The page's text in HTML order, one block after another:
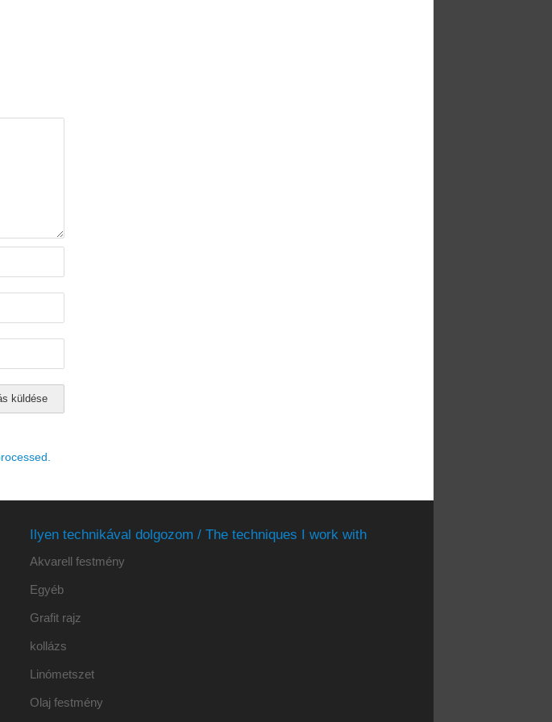
Ilyen technikával dolgozom / The techniques I work with
Akvarell festmény
Egyéb
Grafit rajz
kollázs
Linómetszet
Olaj festmény